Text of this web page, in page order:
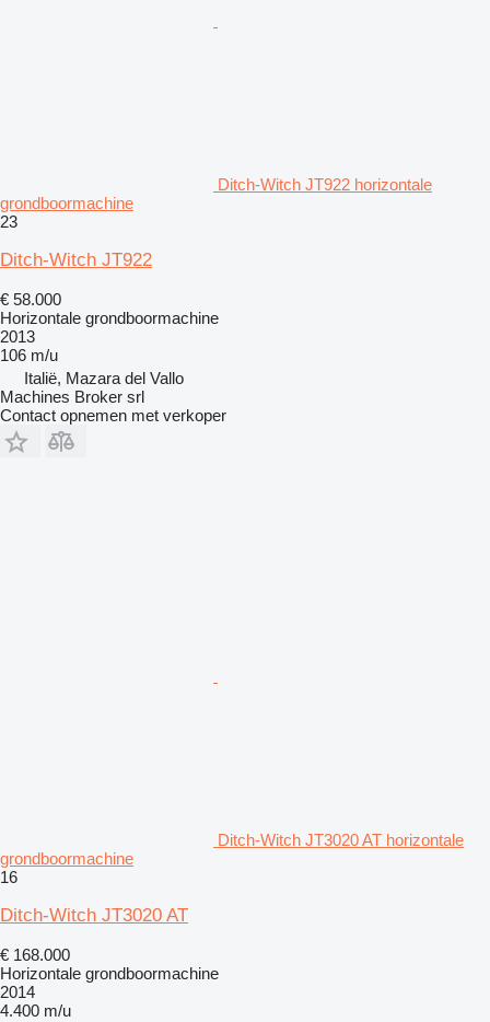
Ditch-Witch JT922 horizontale
grondboormachine
23
Ditch-Witch JT922
€ 58.000
Horizontale grondboormachine
2013
106 m/u
Italië, Mazara del Vallo
Machines Broker srl
Contact opnemen met verkoper
Ditch-Witch JT3020 AT horizontale
grondboormachine
16
Ditch-Witch JT3020 AT
€ 168.000
Horizontale grondboormachine
2014
4.400 m/u